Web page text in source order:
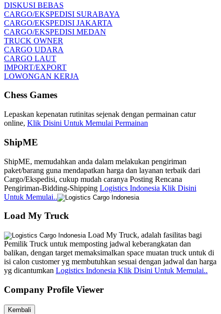
DISKUSI BEBAS
CARGO/EKSPEDISI SURABAYA
CARGO/EKSPEDISI JAKARTA
CARGO/EKSPEDISI MEDAN
TRUCK OWNER
CARGO UDARA
CARGO LAUT
IMPORT/EXPORT
LOWONGAN KERJA
Chess Games
Lepaskan kepenatan rutinitas sejenak dengan permainan catur
online, Klik Disini Untuk Memulai Permainan
ShipME
ShipME, memudahkan anda dalam melakukan pengiriman
paket/barang guna mendapatkan harga dan layanan terbaik dari
Cargo/Ekspedisi, cukup mudah caranya Posting Rencana
Pengiriman-Bidding-Shipping Logistics Indonesia Klik Disini
Untuk Memulai..
Load My Truck
Load My Truck, adalah fasilitas bagi
Pemilik Truck untuk memposting jadwal keberangkatan dan
balikan, dengan target memaksimalkan space muatan truck untuk di
isi calon customer yg membutuhkan sesuai dengan jadwal dan harga
yg dicantumkan Logistics Indonesia Klik Disini Untuk Memulai..
Company Profile Viewer